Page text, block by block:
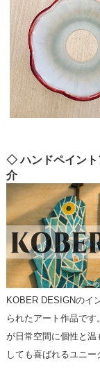
◇ ハンドペイント
介
KOBER DESIGNのイ
られたアート作品で
が日常空間に個性と温
しても喜ばれるユニー